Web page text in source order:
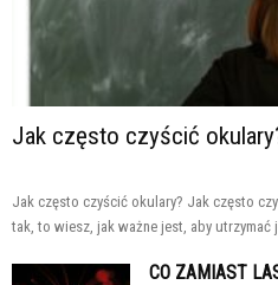
Jak często czyścić
Jak często czyścić okulary? Jak często
tak, to wiesz, jak ważne jest, aby utrzymać
CO ZAMIAST